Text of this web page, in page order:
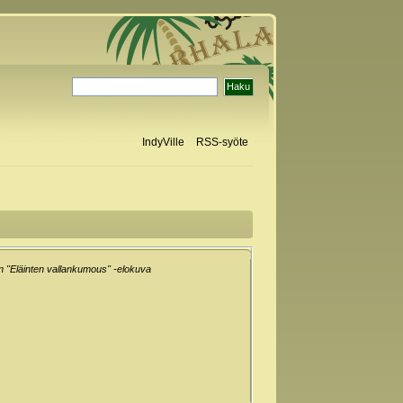
IndyVille RSS-syöte
"Eläinten vallankumous" -elokuva